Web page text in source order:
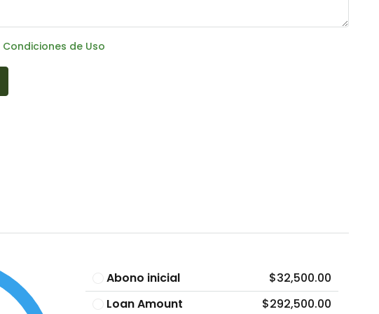
Condiciones de Uso
Abono inicial
$32,500.00
Loan Amount
$292,500.00